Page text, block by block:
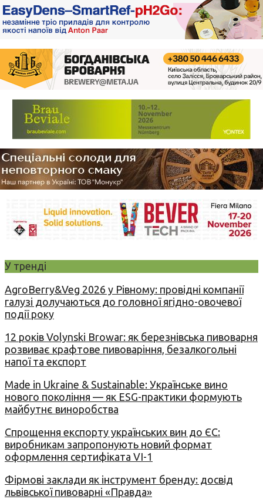
У тренді
AgroBerry&Veg 2026 у Рівному: провідні компанії
галузі долучаються до головної ягідно-овочевої
події року
12 років Volynski Browar: як березнівська пивоварня
розвиває крафтове пивоваріння, безалкогольні
напої та експорт
Made in Ukraine & Sustainable: Українське вино
нового покоління — як ESG-практики формують
майбутнє виноробства
Спрощення експорту українських вин до ЄС:
виробникам запропонують новий формат
оформлення сертифіката VI-1
Фірмові заклади як інструмент бренду: досвід
львівської пивоварні «Правда»